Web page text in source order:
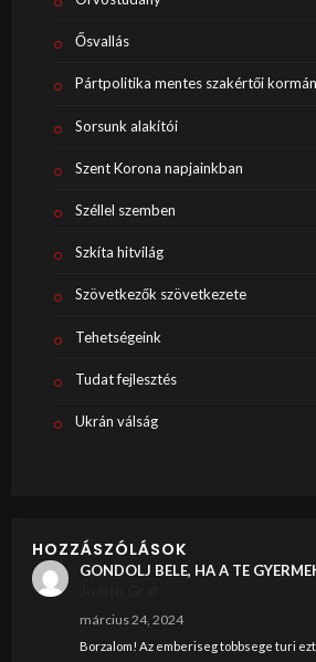
Ősvallás
Pártpolitika mentes szakértői
Sorsunk alakítói
Szent Korona napjainkban
Széllel szemben
Szkíta hitvilág
Szövetkezők szövetkezete
Tehetségeink
Tudat fejlesztés
Ukrán válság
HOZZÁSZÓLÁSOK
GONDOLJ BELE, HA A TE
március 24, 2024
Borzalom! Az emberiseg tobbsege turi